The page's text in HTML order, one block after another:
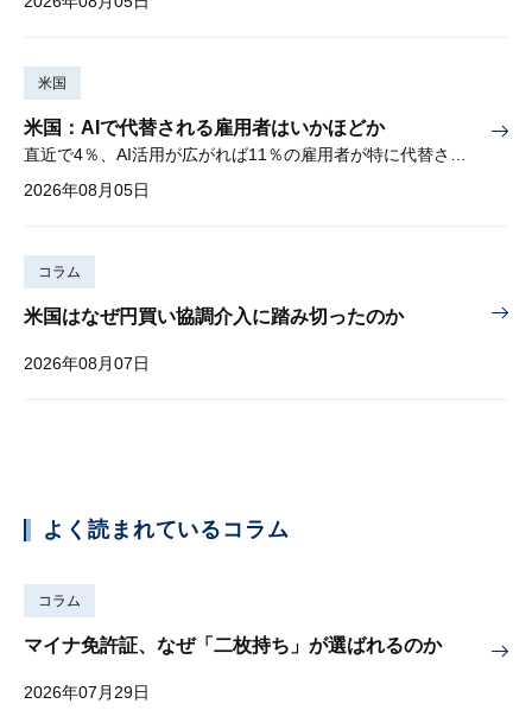
米国
米国：AIで代替される雇用者はいかほどか
直近で4％、AI活用が広がれば11％の雇用者が特に代替されやすい
2026年08月05日
コラム
米国はなぜ円買い協調介入に踏み切ったのか
2026年08月07日
よく読まれているコラム
コラム
マイナ免許証、なぜ「二枚持ち」が選ばれるのか
2026年07月29日